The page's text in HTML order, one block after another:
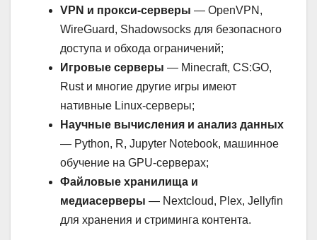
VPN и прокси-серверы — OpenVPN,
WireGuard, Shadowsocks для безопасного
доступа и обхода ограничений;
Игровые серверы — Minecraft, CS:GO,
Rust и многие другие игры имеют
нативные Linux-серверы;
Научные вычисления и анализ данных
— Python, R, Jupyter Notebook, машинное
обучение на GPU-серверах;
Файловые хранилища и
медиасерверы — Nextcloud, Plex, Jellyfin
для хранения и стриминга контента.